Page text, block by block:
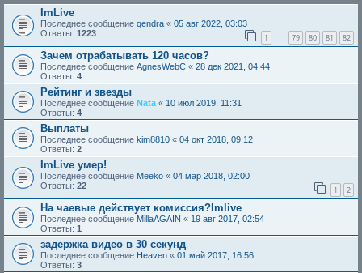
ImLive
Последнее сообщение qendra « 05 авг 2022, 03:03
Ответы: 1223 1 79 80 81 82
Зачем отрабатывать 120 часов?
Последнее сообщение AgnesWebC « 28 дек 2021, 04:44
Ответы: 4
Рейтинг и звезды
Последнее сообщение Nata « 10 июл 2019, 11:31
Ответы: 4
Выплаты
Последнее сообщение kim8810 « 04 окт 2018, 09:12
Ответы: 2
ImLive умер!
Последнее сообщение Meeko « 04 мар 2018, 02:00
Ответы: 22 1 2
На чаевые действует комиссия?Imlive
Последнее сообщение MillaAGAIN « 19 авг 2017, 02:54
Ответы: 1
задержка видео в 30 секунд
Последнее сообщение Heaven « 01 май 2017, 16:56
Ответы: 3